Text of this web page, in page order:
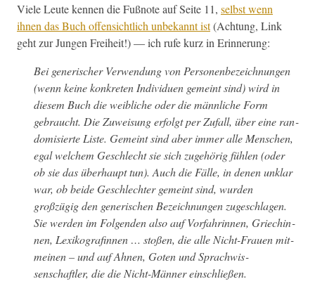
Viele Leute ken­nen die Fußnote auf Seite 11, selb­st wenn
ihnen das Buch offen­sichtlich unbekan­nt ist(Achtung, Link
geht zur Jun­gen Frei­heit!) — ich rufe kurz in Erinnerung:
Bei gener­isch­er Ver­wen­dung von Per­so­n­en­beze­ich­nun­gen
(wenn keine konkreten Indi­viduen gemeint sind) wird in
diesem Buch die weib­liche oder die männliche Form
gebraucht. Die Zuweisung erfol­gt per Zufall, über eine ran­
domisierte Liste. Gemeint sind aber immer alle Men­schen,
egal welchem Geschlecht sie sich zuge­hörig fühlen (oder
ob sie das über­haupt tun). Auch die Fälle, in denen unklar
war, ob bei­de Geschlechter gemeint sind, wur­den
großzügig den gener­ischen Beze­ich­nun­gen zugeschla­gen.
Sie wer­den im Fol­gen­den also aufVor­fahrin­nen, Griechin­
nen, Lexiko­grafinnen … stoßen, die alle Nicht-Frauen mit­
meinen – und aufAhnen, GotenundSprach­wis­
senschaftler, die die Nicht-Män­ner einschließen.